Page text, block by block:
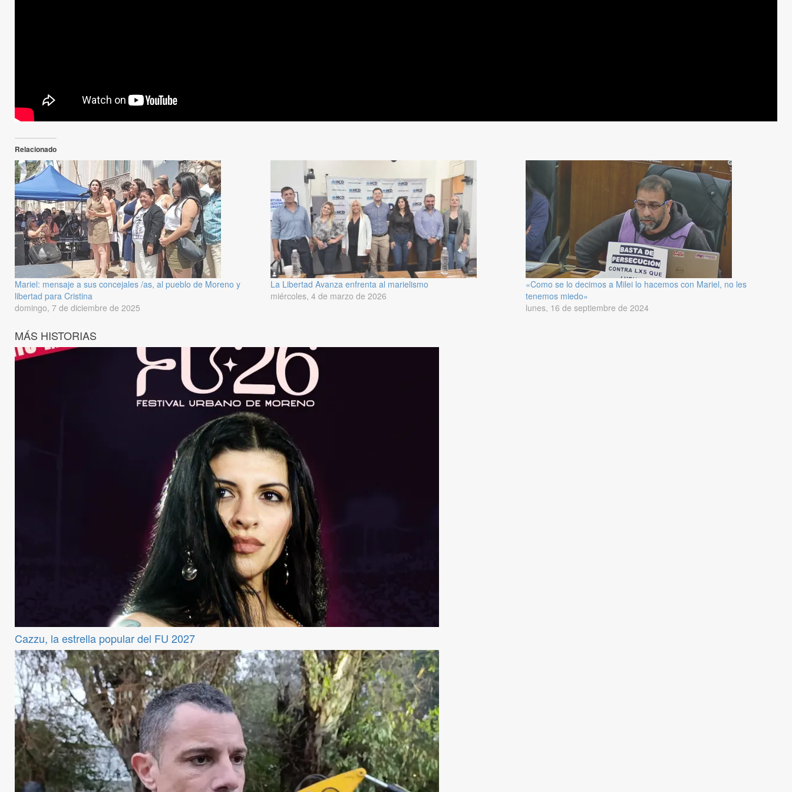
Relacionado
Mariel: mensaje a sus concejales /as, al pueblo de Moreno y
libertad para Cristina
domingo, 7 de diciembre de 2025
La Libertad Avanza enfrenta al marielismo
miércoles, 4 de marzo de 2026
«Como se lo decimos a Milei lo hacemos con Mariel, no les
tenemos miedo»
lunes, 16 de septiembre de 2024
MÁS HISTORIAS
Cazzu, la estrella popular del FU 2027